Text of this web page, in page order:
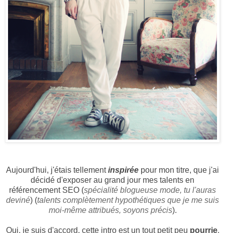
Aujourd'hui, j'étais tellementinspirée pour mon titre, que j'ai
décidé d'exposer au grand jour mes talents en
référencement SEO (spécialité blogueuse mode, tu l'auras
deviné) (talents complètement hypothétiques que je me suis
moi-même attribués, soyons précis).
Oui, je suis d'accord, cette intro est un tout petit peu pourrie.